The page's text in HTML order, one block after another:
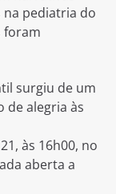
na pediatria do
foram
surgiu de um
alegria às
às 16h00, no
aberta a